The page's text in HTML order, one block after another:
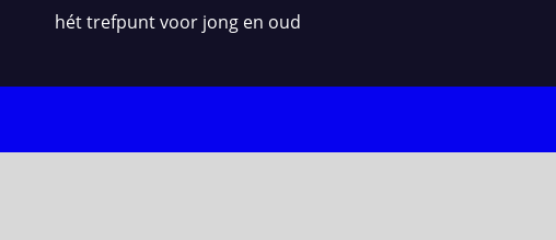
hét trefpunt voor jong en oud